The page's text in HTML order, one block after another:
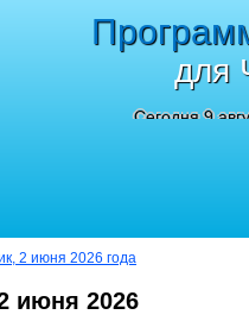
для
Сегодня 9
2 июня 2026 года
июня 2026